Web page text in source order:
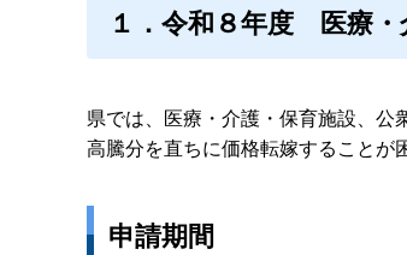
１．令和８年度 医療
県では、医療・介護・保育施設、公
高騰分を直ちに価格転嫁することが
申請期間